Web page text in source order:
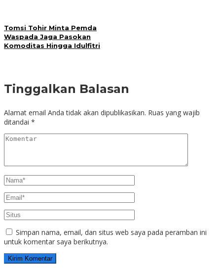
Tomsi Tohir Minta Pemda
Waspada Jaga Pasokan
Komoditas Hingga Idulfitri
Tinggalkan Balasan
Alamat email Anda tidak akan dipublikasikan. Ruas yang wajib
ditandai *
Simpan nama, email, dan situs web saya pada peramban ini
untuk komentar saya berikutnya.